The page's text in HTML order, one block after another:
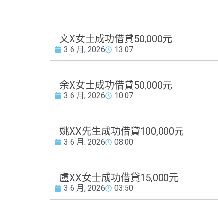
文X女士成功借貸50,000元
3 6 月, 2026 13:07
余X女士成功借貸50,000元
3 6 月, 2026 10:07
姚XX先生成功借貸100,000元
3 6 月, 2026 08:00
盧XX女士成功借貸15,000元
3 6 月, 2026 03:50